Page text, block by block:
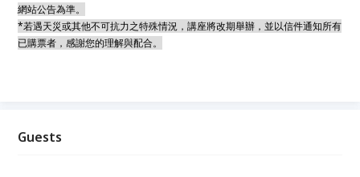
網站公告為準。
*若遇天災或其他不可抗力之特殊情況，講座將改期舉辦，並以信件通知所有
已購票者，感謝您的理解與配合。
Guests